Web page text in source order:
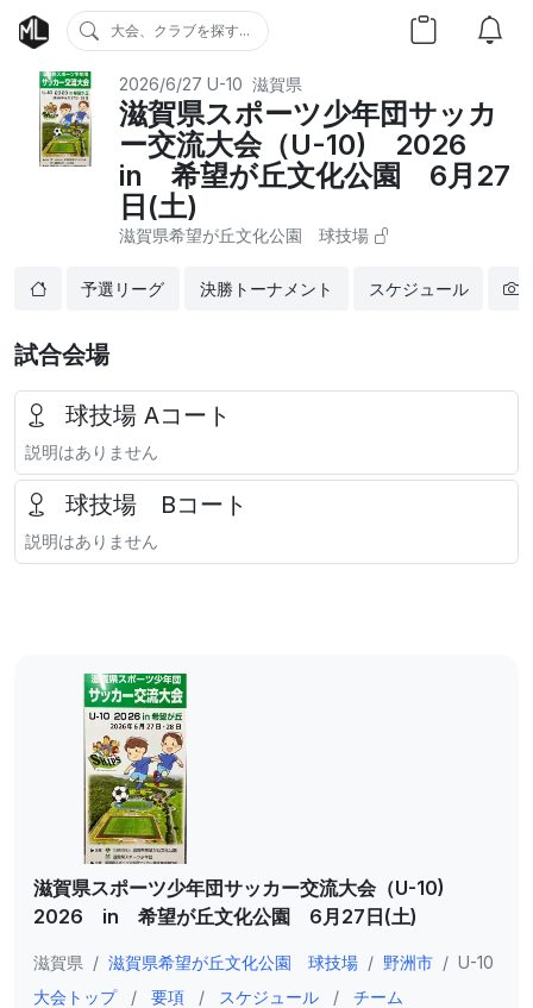
大会、クラブを探す...
2026/6/27 U-10 滋賀県
滋賀県スポーツ少年団サッカ
ー交流大会（U-10) 2026
in 希望が丘文化公園 6月27
日(土)
滋賀県希望が丘文化公園 球技場
予選リーグ 決勝トーナメント スケジュール
試合会場
球技場 Aコート
説明はありません
球技場 Bコート
説明はありません
滋賀県スポーツ少年団サッカー交流大会（U-10)
2026 in 希望が丘文化公園 6月27日(土)
滋賀県 / 滋賀県希望が丘文化公園 球技場 / 野洲市 / U-10
大会トップ
/ 要項 / スケジュール / チーム